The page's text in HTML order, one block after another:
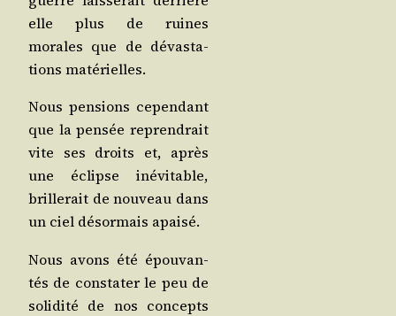
elle plus de ruines
morales que de dévas­ta­
tions matérielles.
Nous pen­sions cepen­dant
que la pen­sée repren­drait
vite ses droits et, après
une éclipse inévi­table,
brille­rait de nou­veau dans
un ciel désor­mais apaisé.
Nous avons été épou­van­
tés de consta­ter le peu de
soli­di­té de nos concepts